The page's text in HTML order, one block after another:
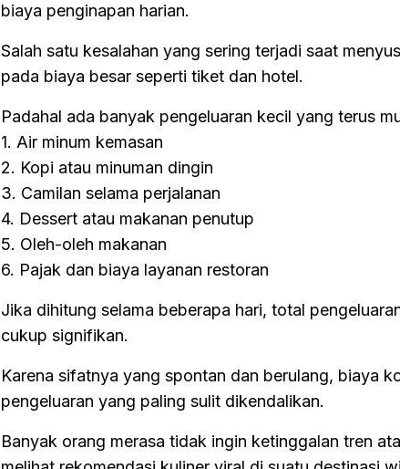
biaya penginapan harian.
Salah satu kesalahan yang sering terjadi saat
pada biaya besar seperti tiket dan hotel.
Padahal ada banyak pengeluaran kecil yang terus
1. Air minum kemasan
2. Kopi atau minuman dingin
3. Camilan selama perjalanan
4. Dessert atau makanan penutup
5. Oleh-oleh makanan
6. Pajak dan biaya layanan restoran
Jika dihitung selama beberapa hari, total
cukup signifikan.
Karena sifatnya yang spontan dan berulang, biaya
pengeluaran yang paling sulit dikendalikan.
Banyak orang merasa tidak ingin ketinggalan tren